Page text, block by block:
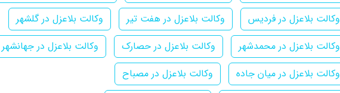
وکالت بلاعزل در فردیس
وکالت بلاعزل در هفت تیر
وکالت بلاعزل در گلشهر
وکالت بلاعزل در محمدشهر
وکالت بلاعزل در حصارک
وکالت بلاعزل در جهانشهر
وکالت بلاعزل در میان جاده
وکالت بلاعزل در مصباح